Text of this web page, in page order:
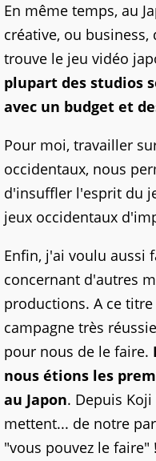
En même temps, au
créative, ou business,
trouve le jeu vidéo
plupart des studios
avec un budget et
Pour moi, travailler
occidentaux, nous
d'insuffler l'esprit du
jeux occidentaux
Enfin, j'ai voulu aussi
concernant d'autres
productions. A ce
campagne très
pour nous de le faire.
nous étions les
au Japon. Depuis
mettent... de notre
"vous pouvez le faire"